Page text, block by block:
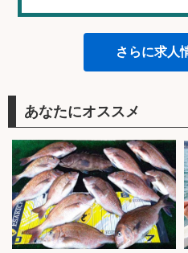
さらに求人
あなたにオススメ